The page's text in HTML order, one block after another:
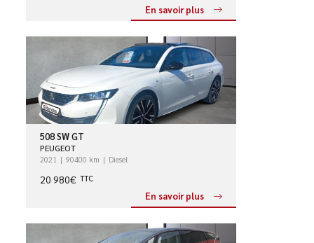
En savoir plus
508 SW GT
PEUGEOT
2021 90400 km Diesel
20 980€ TTC
En savoir plus